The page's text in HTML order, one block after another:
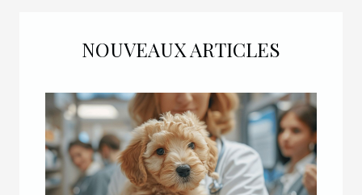
NOUVEAUX ARTICLES